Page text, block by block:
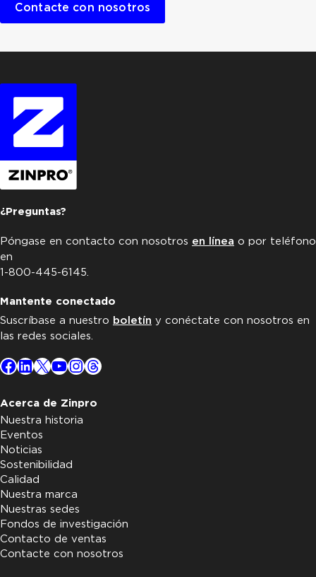
Contacte con nosotros
¿Preguntas?
Póngase en contacto con nosotros en línea o por teléfono
en
1-800-445-6145.
Mantente conectado
Suscríbase a nuestro boletín y conéctate con nosotros en
las redes sociales.
Facebook
LinkedIn
X YouTube
Instagram
Threads
Acerca de Zinpro
Nuestra historia
Eventos
Noticias
Sostenibilidad
Calidad
Nuestra marca
Nuestras sedes
Fondos de investigación
Contacto de ventas
Contacte con nosotros